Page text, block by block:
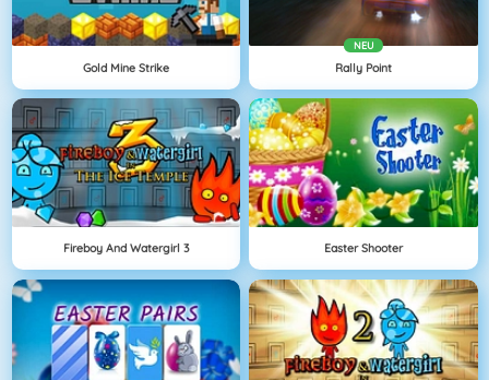
Gold Mine Strike
NEU
Rally Point
Fireboy And Watergirl 3 Easter Shooter